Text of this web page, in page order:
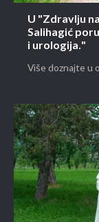
U "Zdravlju
Salihagić
i urologija."
Više doznajte u